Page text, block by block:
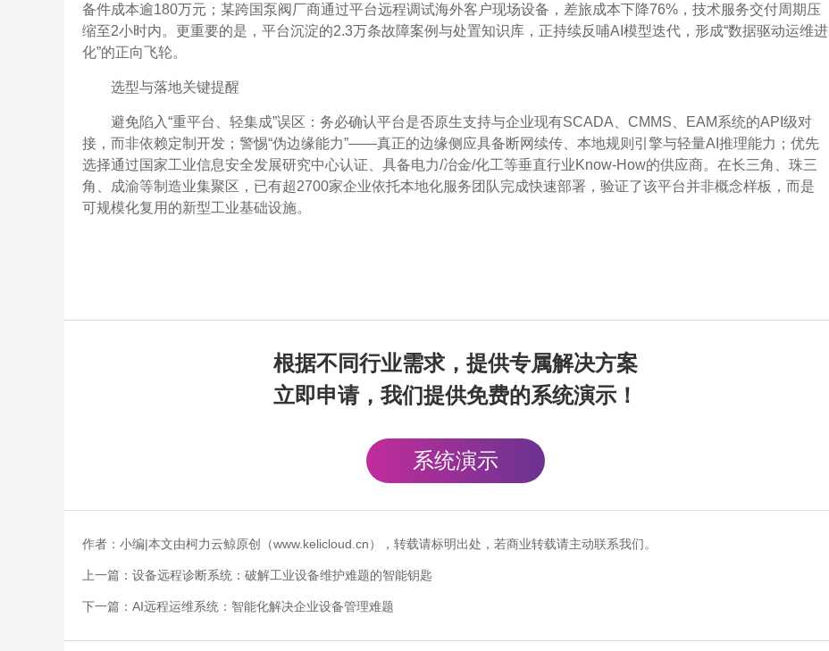
备件成本逾180万元；某跨国泵阀厂商通过平台远程调试海外客户现场设备，差旅成本下降76%，技术服务交付周期压
缩至2小时内。更重要的是，平台沉淀的2.3万条故障案例与处置知识库，正持续反哺AI模型迭代，形成“数据驱动运维进
化”的正向飞轮。
选型与落地关键提醒
避免陷入“重平台、轻集成”误区：务必确认平台是否原生支持与企业现有SCADA、CMMS、EAM系统的API级对
接，而非依赖定制开发；警惕“伪边缘能力”——真正的边缘侧应具备断网续传、本地规则引擎与轻量AI推理能力；优先
选择通过国家工业信息安全发展研究中心认证、具备电力/冶金/化工等垂直行业Know-How的供应商。在长三角、珠三
角、成渝等制造业集聚区，已有超2700家企业依托本地化服务团队完成快速部署，验证了该平台并非概念样板，而是
可规模化复用的新型工业基础设施。
根据不同行业需求，提供专属解决方案
立即申请，我们提供免费的系统演示！
系统演示
作者：小编|本文由柯力云鲸原创（www.kelicloud.cn），转载请标明出处，若商业转载请主动联系我们。
上一篇： 设备远程诊断系统：破解工业设备维护难题的智能钥匙
下一篇： AI远程运维系统：智能化解决企业设备管理难题